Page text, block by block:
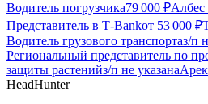
Водитель погрузчика79 000 ₽
Представитель в Т-Bankот 53 000 ₽
Водитель грузового транспортаз/п
Региональный представитель по
защиты растенийз/п не указана
HeadHunter